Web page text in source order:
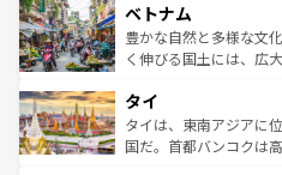
参照してほしい。
容にもいいと評判のス
が味わえる。
照してほしい。
き、地方に足を延ばせ
できる。そして、キム
まで、さまざまな韓国
リティに包まれながら
わっ
覧を参照してほしい。
ベトナム
豊かな自然と多様な文
く伸びる国土には、広
急速な発展と共に伝統
ーチミン市のフランス
醸し出している。また
タイ
タイは、東南アジアに
国だ。首都バンコクは